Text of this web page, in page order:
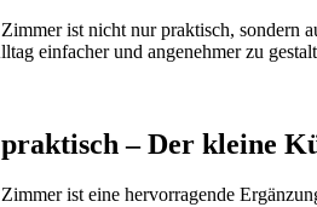
ist nicht nur praktisch, sondern
einfacher und angenehmer zu
– Der kleine
ist eine hervorragende